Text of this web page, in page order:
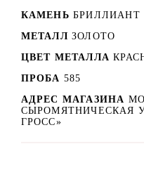
КАМЕНЬ БРИЛЛИАНТ
МЕТАЛЛ ЗОЛОТО
ЦВЕТ МЕТАЛЛА
ПРОБА 585
АДРЕС МАГАЗИНА
СЫРОМЯТНИЧЕСКАЯ
ГРОСС»